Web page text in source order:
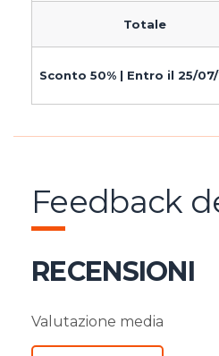
Totale
Sconto 50% | Entro il 25/
Feedback
RECENSIONI
Valutazione media